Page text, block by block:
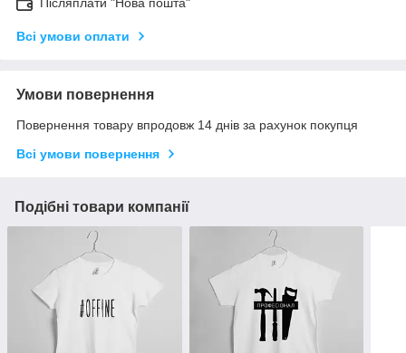
Післяплати "Нова пошта"
Всі умови оплати
Умови повернення
Повернення товару впродовж 14 днів за рахунок покупця
Всі умови повернення
Подібні товари компанії